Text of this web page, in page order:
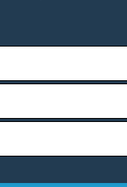
Canal de denucias